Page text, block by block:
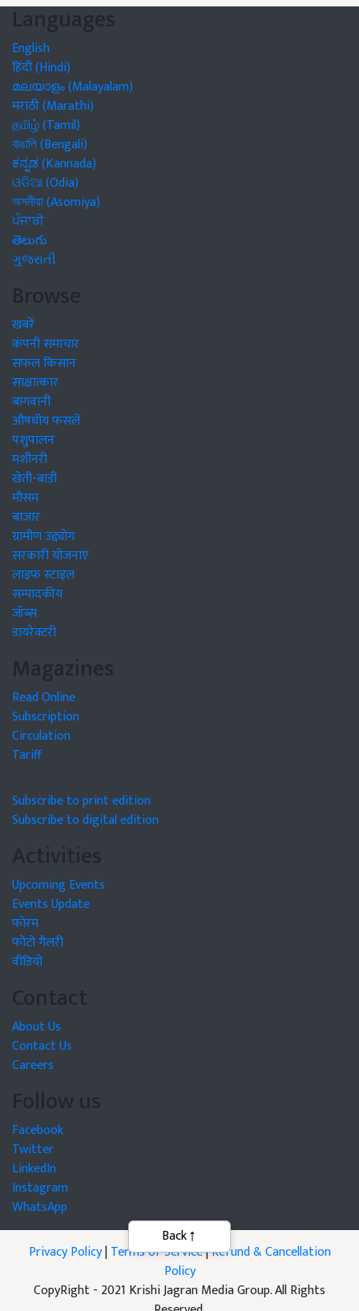
Languages
English
हिंदी (Hindi)
മലയാളം (Malayalam)
मराठी (Marathi)
தமிழ் (Tamil)
বাঙালি (Bengali)
ಕನ್ನಡ (Kannada)
ଓଡିଆ (Odia)
অসমীয়া (Asomiya)
ਪੰਜਾਬੀ
తెలుగు
ગુજરાતી
Browse
खबरें
कंपनी समाचार
सफल किसान
साक्षात्कार
बागवानी
औषधीय फसलें
पशुपालन
मशीनरी
खेती-बाड़ी
मौसम
बाजार
ग्रामीण उद्द्योग
सरकारी योजनाएं
लाइफ स्टाइल
सम्पादकीय
जॉब्स
डायरेक्टरी
Magazines
Read Online
Subscription
Circulation
Tariff
Subscribe to print edition
Subscribe to digital edition
Activities
Upcoming Events
Events Update
फोरम
फोटो गैलरी
वीडियो
Contact
About Us
Contact Us
Careers
Follow us
Facebook
Twitter
LinkedIn
Instagram
WhatsApp
Privacy Policy|Terms of Service|Refund & Cancellation
Policy
CopyRight - 2021 Krishi Jagran Media Group. All Rights
Back